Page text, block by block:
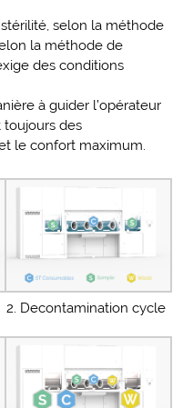
selon la méthode
la méthode de
des conditions
à guider l’opérateur
toujours des
le confort maximum.
2. Decontamination cycle